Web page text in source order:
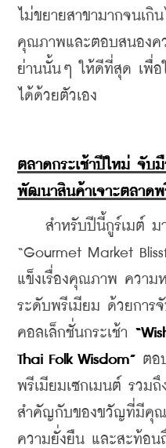
ไม่ขยายสาขามากจนเกิ
คุณภาพและตอบสนองค
ย่านนั้นๆ ให้ดีที่สุด เพื่อ
ได้ด้วยตัวเอง
ตลาดกระเช้าปีใหม่ จับ
พัฒนาสินค้าเจาะตลาด
สำหรับปีนี้กูร์เมต์ มา
“Gourmet Market
แข็งเรื่องคุณภาพ ความ
ระดับพรีเมียม ด้วยการ
คอลเล็กชั่นกระเช้า
Thai Folk Wisdom” ตอ
พรีเมียมเซกเมนต์ รวม
สำคัญกับของขวัญที่มีคุณ
ความยั่งยืน และสะท้อน